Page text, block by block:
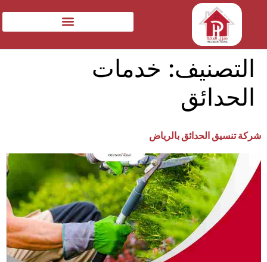
التصنيف: خدمات
الحدائق
شركة تنسيق الحدائق بالرياض